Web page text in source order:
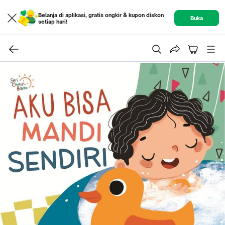
Belanja di aplikasi, gratis ongkir & kupon diskon
setiap hari!
Buka